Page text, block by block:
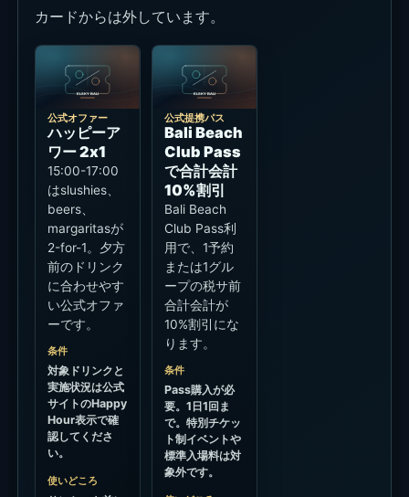
カードからは外しています。
公式オファー
ハッピーア
ワー 2x1
15:00-17:00
はslushies、
beers、
margaritasが
2-for-1。夕方
前のドリンク
に合わせやす
い公式オファ
ーです。
条件
対象ドリンクと
実施状況は公式
サイトのHappy
Hour表示で確
認してくださ
い。
使いどころ
公式提携パス
Bali Beach
Club Pass
で合計会計
10%割引
Bali Beach
Club Pass利
用で、1予約
または1グル
ープの税サ前
合計会計が
10%割引にな
ります。
条件
Pass購入が必
要。1日1回ま
で。特別チケッ
ト制イベントや
標準入場料は対
象外です。